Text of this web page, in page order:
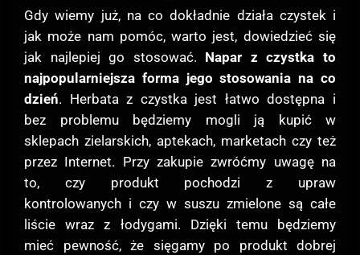
Gdy wiemy już, na co dokładnie działa czystek i
jak może nam pomóc, warto jest, dowiedzieć się
jak najlepiej go stosować. Napar z czystka to
najpopularniejsza forma jego stosowania na co
dzień. Herbata z czystka jest łatwo dostępna i
bez problemu będziemy mogli ją kupić w
sklepach zielarskich, aptekach, marketach czy też
przez Internet. Przy zakupie zwróćmy uwagę na
to, czy produkt pochodzi z upraw
kontrolowanych i czy w suszu zmielone są całe
liście wraz z łodygami. Dzięki temu będziemy
mieć pewność, że sięgamy po produkt dobrej